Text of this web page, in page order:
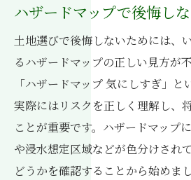
工務店が伝える地盤調査
土砂災害警戒区域で失
地盤改良の必要性を工務
工務店視点で見る売却
ハザードマップの見方で後悔
ハザードマップで後悔し
土地選びで後悔しないためには、
るハザードマップの正しい見方が
「ハザードマップ 気にしすぎ」と
実際にはリスクを正しく理解し、
ことが重要です。ハザードマップ
や浸水想定区域などが色分けされ
どうかを確認することから始めまし